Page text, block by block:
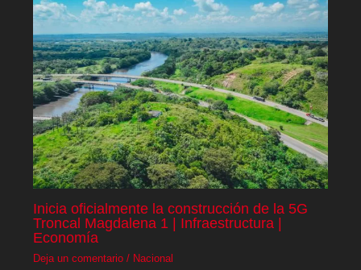
Inicia oficialmente la construcción de la 5G
Troncal Magdalena 1 | Infraestructura |
Economía
Deja un comentario / Nacional